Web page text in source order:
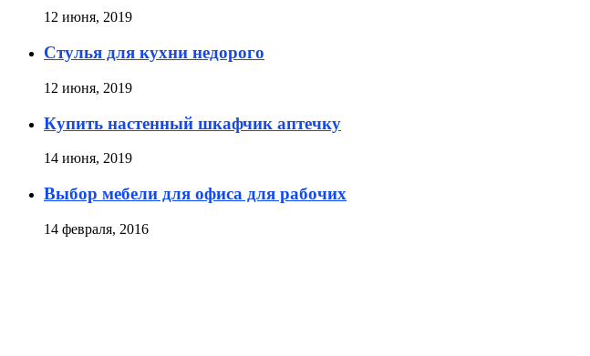
12 июня, 2019
Стулья для кухни недорого
12 июня, 2019
Купить настенный шкафчик аптечку
14 июня, 2019
Выбор мебели для офиса для рабочих
14 февраля, 2016